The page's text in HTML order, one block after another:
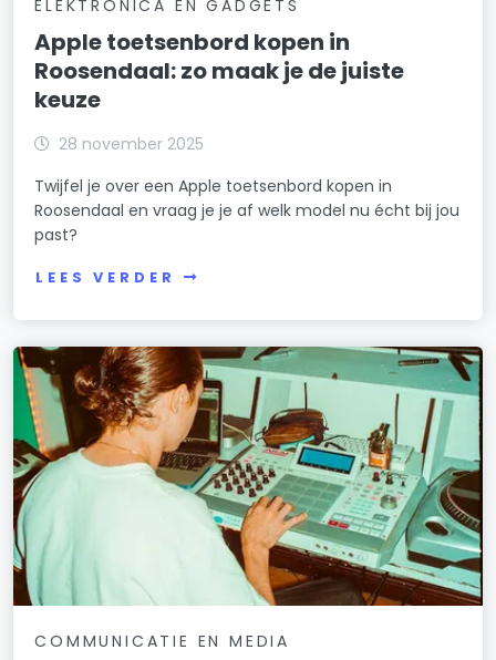
ELEKTRONICA EN GADGETS
Apple toetsenbord kopen in
Roosendaal: zo maak je de juiste
keuze
28 november 2025
Twijfel je over een Apple toetsenbord kopen in
Roosendaal en vraag je je af welk model nu écht bij jou
past?
LEES VERDER
COMMUNICATIE EN MEDIA